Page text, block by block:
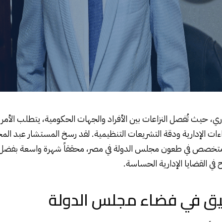
حيث تُفصل النزاعات بين الأفراد والجهات الحكومية، يتطلب
الإدارية ودقة التشريعات التنظيمية. لقد رسخ المستشار عبد
في طعون مجلس الدولة في مصر، محققاً شهرة واسعة بفضل
القضايا الإدارية الحساسة.
في فضاء مجلس الدولة